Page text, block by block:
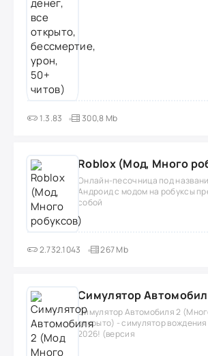
1.3.83 300,8 Mb
Roblox (Мод, Много
Онлайн-песочница под
Андроид с модом на робуксы
собой
2.732.1043 267 Mb
Симулятор Автомобиля 2
открыто) - симулятор
2026! (версия